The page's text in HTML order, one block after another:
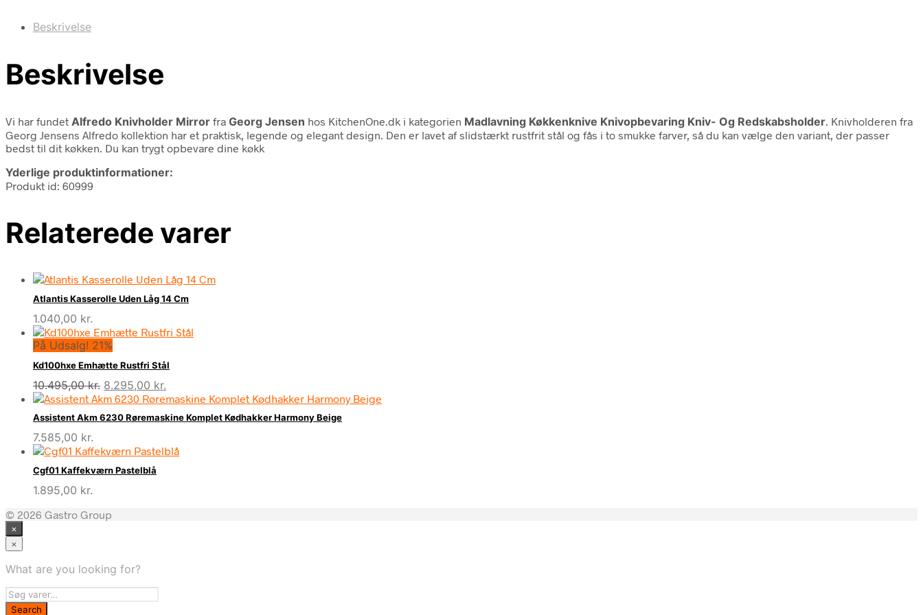
Beskrivelse
Beskrivelse
Vi har fundet Alfredo Knivholder Mirror fra Georg Jensen hos KitchenOne.dk i kategorien Madlavning Køkkenknive Knivopbevaring Kniv- Og Redskabsholder . Knivholderen fra
Georg Jensens Alfredo kollektion har et praktisk, legende og elegant design. Den er lavet af slidstærkt rustfrit stål og fås i to smukke farver, så du kan vælge den variant, der passer
bedst til dit køkken. Du kan trygt opbevare dine køkk
Yderlige produktinformationer:
Produkt id: 60999
Relaterede varer
Atlantis Kasserolle Uden Låg 14 Cm
1.040,00 kr.
På Udsalg! 21%
Kd100hxe Emhætte Rustfri Stål
10.495,00kr. Den
oprindelige
pris
var:
8.295,00 kr.
aktuelle
pris
er:
Assistent Akm 6230 Røremaskine Komplet Kødhakker Harmony Beige
7.585,00 kr.
Cgf01 Kaffekværn Pastelblå
1.895,00 kr.
© 2026 Gastro Group
×
×
What are you looking for?